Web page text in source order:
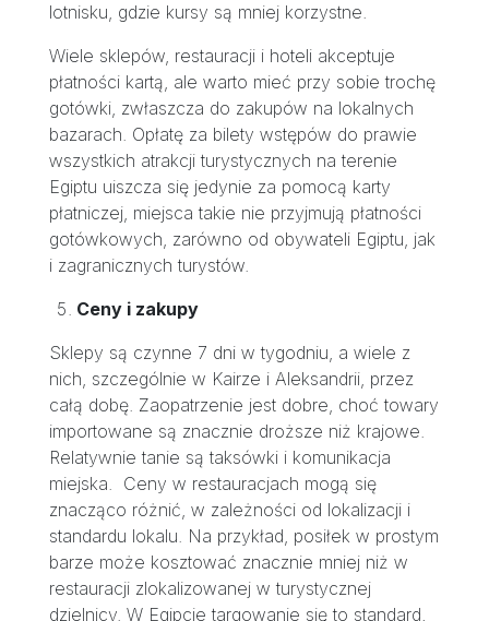
lotnisku, gdzie kursy są mniej korzystne.
Wiele sklepów, restauracji i hoteli akceptuje
płatności kartą, ale warto mieć przy sobie trochę
gotówki, zwłaszcza do zakupów na lokalnych
bazarach. Opłatę za bilety wstępów do prawie
wszystkich atrakcji turystycznych na terenie
Egiptu uiszcza się jedynie za pomocą karty
płatniczej, miejsca takie nie przyjmują płatności
gotówkowych, zarówno od obywateli Egiptu, jak
i zagranicznych turystów.
Ceny i zakupy
Sklepy są czynne 7 dni w tygodniu, a wiele z
nich, szczególnie w Kairze i Aleksandrii, przez
całą dobę. Zaopatrzenie jest dobre, choć towary
importowane są znacznie droższe niż krajowe.
Relatywnie tanie są taksówki i komunikacja
miejska. Ceny w restauracjach mogą się
znacząco różnić, w zależności od lokalizacji i
standardu lokalu. Na przykład, posiłek w prostym
barze może kosztować znacznie mniej niż w
restauracji zlokalizowanej w turystycznej
dzielnicy. W Egipcie targowanie się to standard,